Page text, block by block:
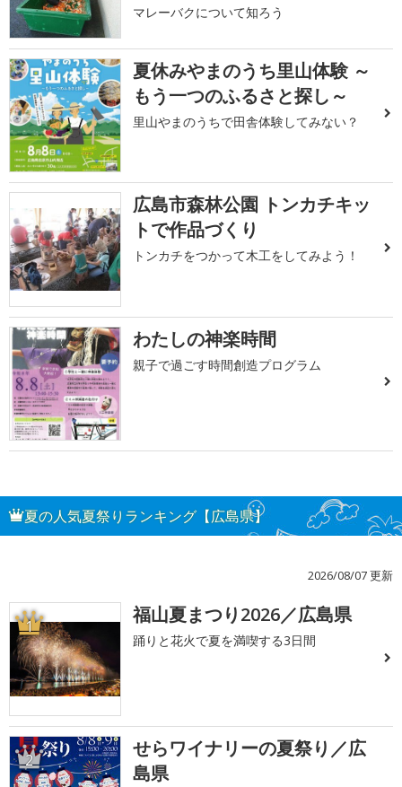
マレーバクについて知ろう
夏休みやまのうち里山体験 ～
もう一つのふるさと探し～
里山やまのうちで田舎体験してみない？
広島市森林公園 トンカチキッ
トで作品づくり
トンカチをつかって木工をしてみよう！
わたしの神楽時間
親子で過ごす時間創造プログラム
夏の人気夏祭りランキング【広島県】
2026/08/07 更新
1 福山夏まつり2026／広島県
踊りと花火で夏を満喫する3日間
2
せらワイナリーの夏祭り／広
島県